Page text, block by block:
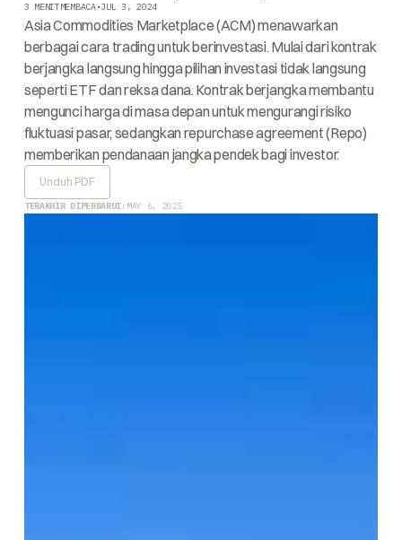
3 MENITMEMBACA•JUL 3, 2024
Asia Commodities Marketplace (ACM) menawarkan
berbagai cara trading untuk berinvestasi. Mulai dari kontrak
berjangka langsung hingga pilihan investasi tidak langsung
seperti ETF dan reksa dana. Kontrak berjangka membantu
mengunci harga di masa depan untuk mengurangi risiko
fluktuasi pasar, sedangkan repurchase agreement (Repo)
memberikan pendanaan jangka pendek bagi investor.
Unduh PDF
TERAKHIR DIPERBARUI: MAY 6, 2025